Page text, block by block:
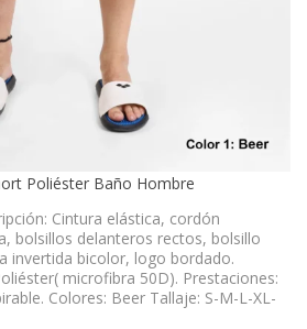
Poliéster Baño Hombre
Cintura elástica, cordón
bolsillos delanteros rectos, bolsillo
invertida bicolor, logo bordado.
microfibra 50D). Prestaciones:
Colores: Beer Tallaje: S-M-L-XL-